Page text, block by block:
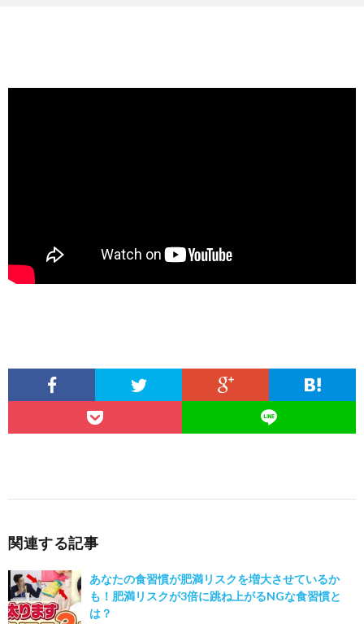
関連する記事
あなたの食習慣が肥満リスクを増大させているか
も！肥満リスクが3倍に跳ね上がるNGな食習慣と
は？